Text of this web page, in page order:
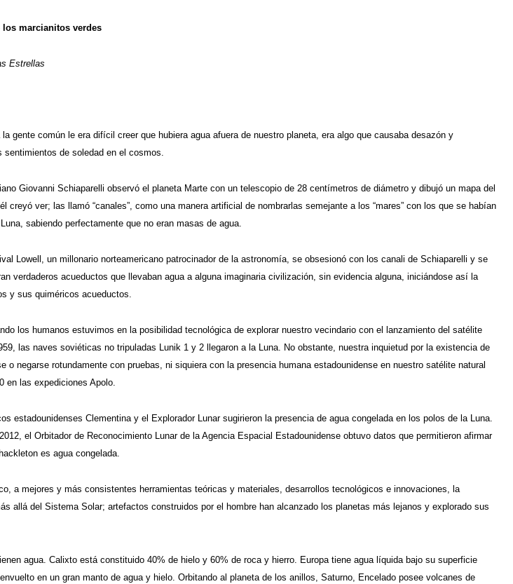
los marcianitos verdes
Estrellas
gente común le era difícil creer que hubiera agua afuera de nuestro planeta, era algo que causaba desazón y
de soledad en el cosmos.
Giovanni Schiaparelli observó el planeta Marte con un telescopio de 28 centímetros de diámetro y dibujó un mapa del
creyó ver; las llamó “canales”, como una manera artificial de nombrarlas semejante a los “mares” con los que se habían
sabiendo perfectamente que no eran masas de agua.
Lowell, un millonario norteamericano patrocinador de la astronomía, se obsesionó con los canali de Schiaparelli y se
verdaderos acueductos que llevaban agua a alguna imaginaria civilización, sin evidencia alguna, iniciándose así la
y sus quiméricos acueductos.
los humanos estuvimos en la posibilidad tecnológica de explorar nuestro vecindario con el lanzamiento del satélite
las naves soviéticas no tripuladas Lunik 1 y 2 llegaron a la Luna. No obstante, nuestra inquietud por la existencia de
o negarse rotundamente con pruebas, ni siquiera con la presencia humana estadounidense en nuestro satélite natural
en las expediciones Apolo.
estadounidenses Clementina y el Explorador Lunar sugirieron la presencia de agua congelada en los polos de la Luna.
el Orbitador de Reconocimiento Lunar de la Agencia Espacial Estadounidense obtuvo datos que permitieron afirmar
es agua congelada.
a mejores y más consistentes herramientas teóricas y materiales, desarrollos tecnológicos e innovaciones, la
allá del Sistema Solar; artefactos construidos por el hombre han alcanzado los planetas más lejanos y explorado sus
agua. Calixto está constituido 40% de hielo y 60% de roca y hierro. Europa tiene agua líquida bajo su superficie
en un gran manto de agua y hielo. Orbitando al planeta de los anillos, Saturno, Encelado posee volcanes de